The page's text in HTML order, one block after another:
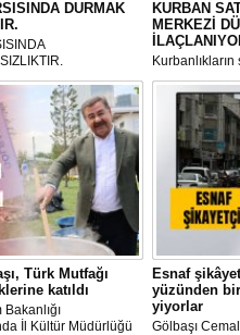
DURMAK
KURBAN
MERKEZİ
Kurbanlıkların
ve Kesim
mikropların
her gün
tarafından
Türk Mutfağı
katıldı
İl Kültür Müdürlüğü
Esnaf
yüzünden
yiyorlar
Gölbaşı